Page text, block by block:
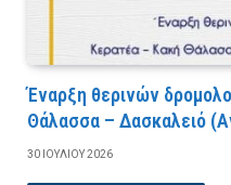
Έναρξη θερινών
Θάλασσα – Δασκαλειό
30 ΙΟΥΛΊΟΥ 2026